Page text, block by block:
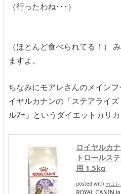
（行ったわね･･･）
（ほとんど食べられてる！）
ますよ。
ちなみにモアレさんのメイン
イヤルカナンの「ステアライ
ル7+」というダイエットカリカ
ロイヤルカ
トロールス
用 1.5kg
posted with カエ